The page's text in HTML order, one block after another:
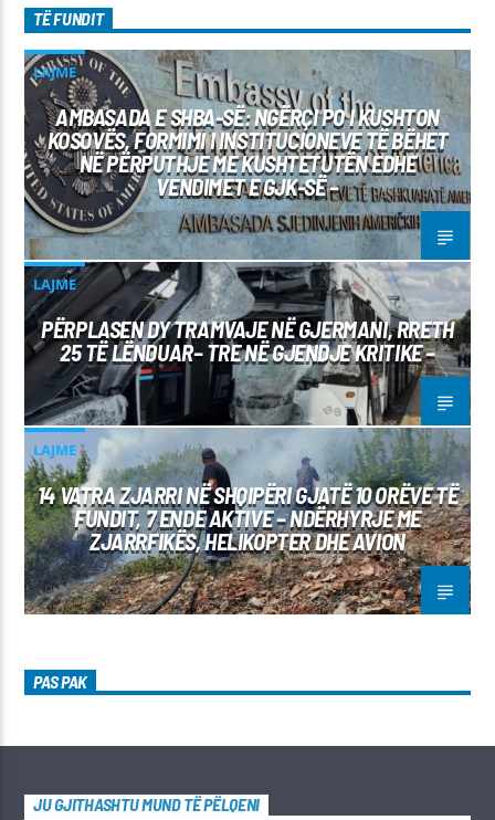
TË FUNDIT
LAJME
AMBASADA E SHBA-SË: NGËRÇI PO I KUSHTON
KOSOVËS, FORMIMI I INSTITUCIONEVE TË BËHET
NË PËRPUTHJE ME KUSHTETUTËN EDHE
VENDIMET E GJK-SË –
LAJME
PËRPLASEN DY TRAMVAJE NË GJERMANI, RRETH
25 TË LËNDUAR– TRE NË GJENDJE KRITIKE –
LAJME
14 VATRA ZJARRI NË SHQIPËRI GJATË 10 ORËVE TË
FUNDIT, 7 ENDE AKTIVE – NDËRHYRJE ME
ZJARRFIKËS, HELIKOPTER DHE AVION
PAS PAK
JU GJITHASHTU MUND TË PËLQENI